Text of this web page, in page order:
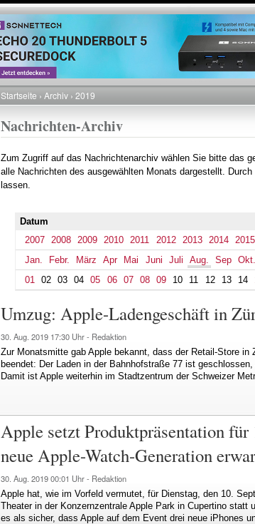
Pfadnavigation
Startseite Archiv 2019
Nachrichten-Archiv
Zum Zugriff auf das Nachrichtenarchiv wählen Sie bitte das
alle Nachrichten des ausgewählten Monats dargestellt.
lassen.
Datum
2007
2008 2009 2010 2011 2012 2013 2014 2015
Jan.
Febr. März Apr Mai Juni Juli Aug. Sep Okt.
01
02 03 04 05 06 07 08 09 10 11 12 13 14
Umzug: Apple-Ladengeschäft in
30. Aug. 2019 17:30 Uhr - Redaktion
Zur Monatsmitte gab Apple bekannt, dass der Retail-Store
beendet: Der Laden in der Bahnhofstraße 77 ist
Damit ist Apple weiterhin im Stadtzentrum der Schweizer
Apple setzt Produktpräsentation für
neue Apple-Watch-Generation
30. Aug. 201900:01 Uhr - Redaktion
Apple hat, wie im Vorfeld vermutet, für Dienstag, den 10.
Theater in der Konzernzentrale Apple Park in Cupertino
es als sicher, dass Apple auf dem Event drei neue iPhones